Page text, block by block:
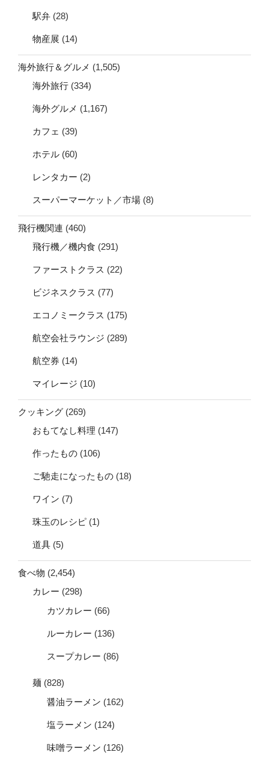
駅弁 (28)
物産展 (14)
海外旅行＆グルメ (1,505)
海外旅行 (334)
海外グルメ (1,167)
カフェ (39)
ホテル (60)
レンタカー (2)
スーパーマーケット／市場 (8)
飛行機関連 (460)
飛行機／機内食 (291)
ファーストクラス (22)
ビジネスクラス (77)
エコノミークラス (175)
航空会社ラウンジ (289)
航空券 (14)
マイレージ (10)
クッキング (269)
おもてなし料理 (147)
作ったもの (106)
ご馳走になったもの (18)
ワイン (7)
珠玉のレシピ (1)
道具 (5)
食べ物 (2,454)
カレー (298)
カツカレー (66)
ルーカレー (136)
スープカレー (86)
麺 (828)
醤油ラーメン (162)
塩ラーメン (124)
味噌ラーメン (126)